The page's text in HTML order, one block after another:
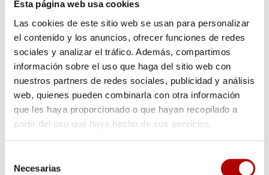
Esta página web usa cookies
Las cookies de este sitio web se usan para personalizar
el contenido y los anuncios, ofrecer funciones de redes
sociales y analizar el tráfico. Además, compartimos
información sobre el uso que haga del sitio web con
nuestros partners de redes sociales, publicidad y análisis
web, quienes pueden combinarla con otra información
que les haya proporcionado o que hayan recopilado a
partir del uso que haya hecho de sus servicios.
Necesarias
Blog de Arapack sobre envases y packaging
Novedades, materiales, productos y noticias de todo lo que
envuelve al mundo del packaging con envases plásticos.